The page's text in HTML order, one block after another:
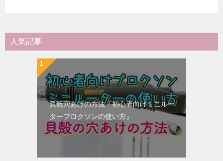
人気記事
貝殻穴あけの方法『初心者向けミニルー
タープロクソンの使い方』